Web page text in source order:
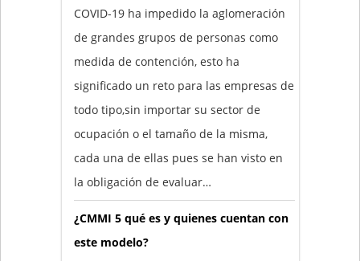
COVID-19 ha impedido la aglomeración
de grandes grupos de personas como
medida de contención, esto ha
significado un reto para las empresas de
todo tipo,sin importar su sector de
ocupación o el tamaño de la misma,
cada una de ellas pues se han visto en
la obligación de evaluar…
¿CMMI 5 qué es y quienes cuentan con
este modelo?